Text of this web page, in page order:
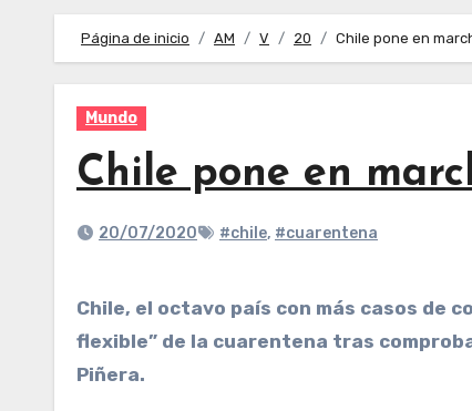
Página de inicio AM V 20 Chile pone en
Mundo
Chile pone en
20/07/2020 #chile, #cuarentena
Chile, el octavo país con más casos de coronavirus en todo el mundo, pondrá en marcha a partir de hoy un plan de salida “gradual y
flexible” de la cuarentena tras
Piñera.